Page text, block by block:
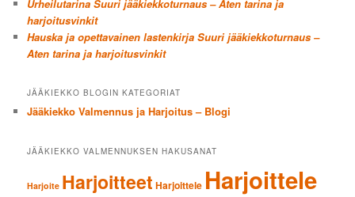
Urheilutarina Suuri jääkiekkoturnaus – Aten tarina ja
harjoitusvinkit
Hauska ja opettavainen lastenkirja Suuri jääkiekkoturnaus –
Aten tarina ja harjoitusvinkit
JÄÄKIEKKO BLOGIN KATEGORIAT
Jääkiekko Valmennus ja Harjoitus – Blogi
JÄÄKIEKKO VALMENNUKSEN HAKUSANAT
Harjoite Harjoitteet Harjoittele Harjoittele